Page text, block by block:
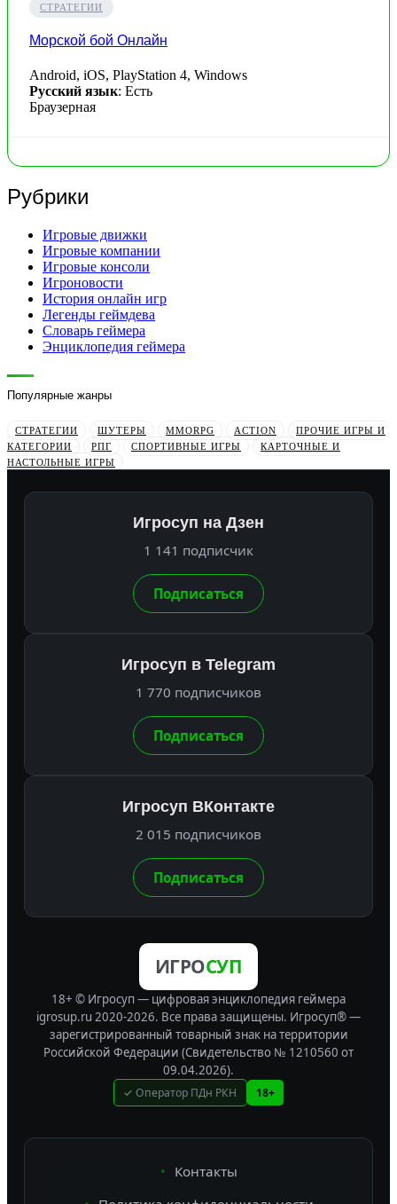
СТРАТЕГИИ
Морской бой Онлайн
Android, iOS, PlayStation 4, Windows
Русский язык: Есть
Браузерная
Рубрики
Игровые движки
Игровые компании
Игровые консоли
Игроновости
История онлайн игр
Легенды геймдева
Словарь геймера
Энциклопедия геймера
Популярные жанры
СТРАТЕГИИ ШУТЕРЫ MMORPG ACTION
ПРОЧИЕ ИГРЫ И
КАТЕГОРИИ
РПГ СПОРТИВНЫЕ ИГРЫ
КАРТОЧНЫЕ И
НАСТОЛЬНЫЕ ИГРЫ
Игросуп на Дзен
1 141 подписчик
Подписаться
Игросуп в Telegram
1 770 подписчиков
Подписаться
Игросуп ВКонтакте
2 015 подписчиков
Подписаться
ИГРОСУП
18+ © Игросуп — цифровая энциклопедия геймера
igrosup.ru 2020-2026. Все права защищены. Игросуп® —
зарегистрированный товарный знак на территории
Российской Федерации (Свидетельство № 1210560 от
09.04.2026).
✓ Оператор ПДн РКН 18+
Контакты